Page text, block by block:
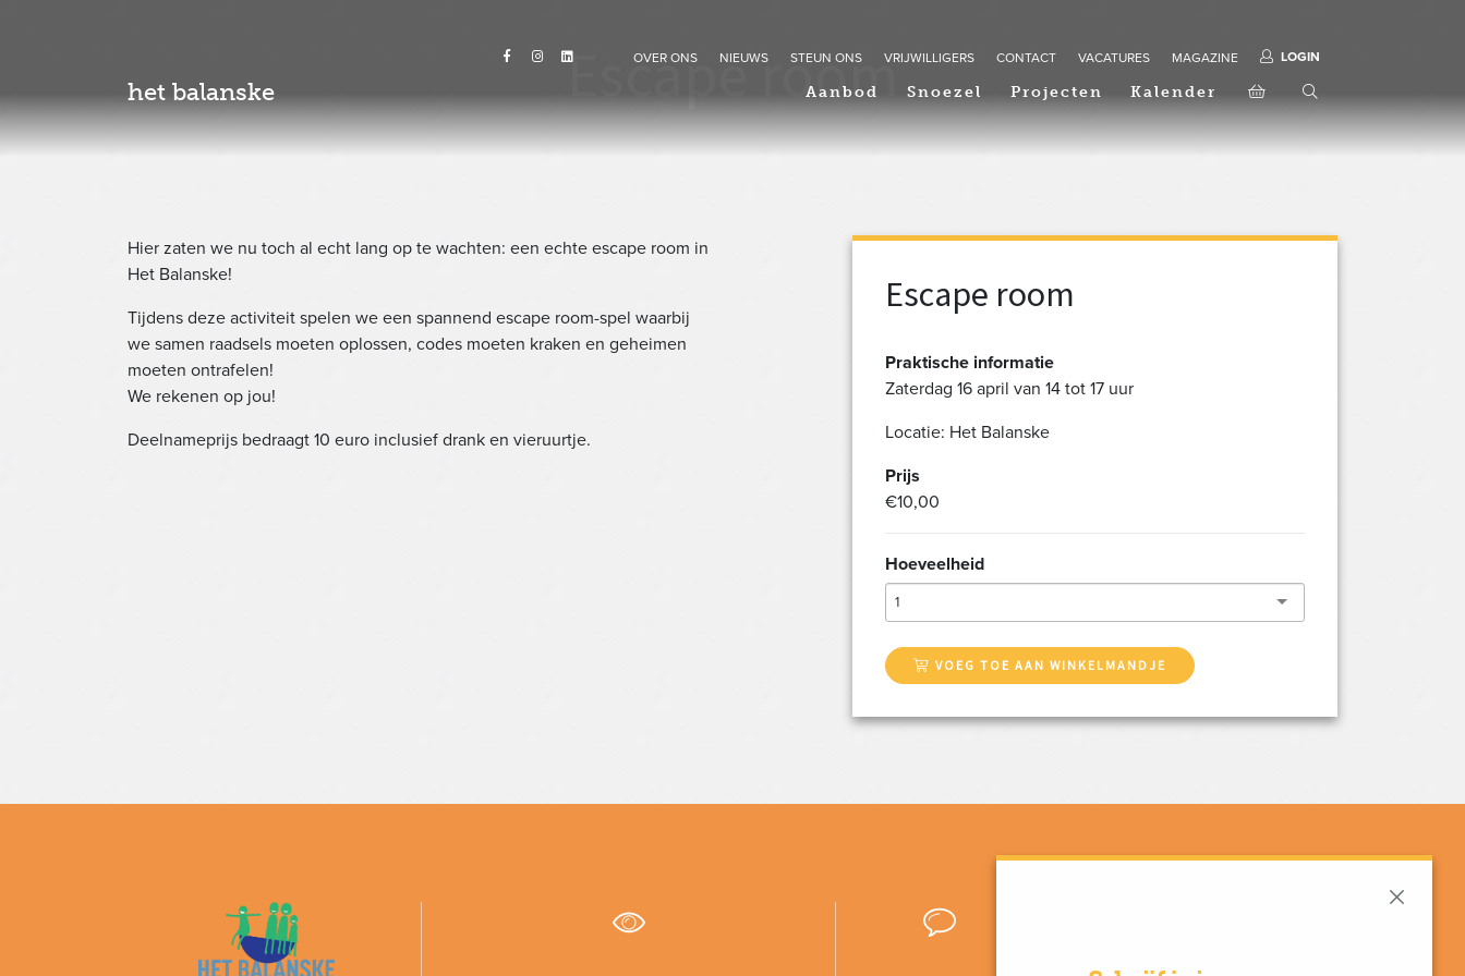
OVER ONS NIEUWS STEUN ONS VRIJWILLIGERS CONTACT VACATURES MAGAZINE LOGIN
het balanske Aanbod Snoezel Projecten Kalender
Escape room
Hier zaten we nu toch al echt lang op te wachten: een echte escape room in
Het Balanske!
Tijdens deze activiteit spelen we een spannend escape room-spel waarbij
we samen raadsels moeten oplossen, codes moeten kraken en geheimen
moeten ontrafelen!
We rekenen op jou!
Deelnameprijs bedraagt 10 euro inclusief drank en vieruurtje.
Escape room
Praktische informatie
Zaterdag 16 april van 14 tot 17 uur
Locatie: Het Balanske
Prijs
€10,00
Hoeveelheid
1
VOEG TOE AAN WINKELMANDJE